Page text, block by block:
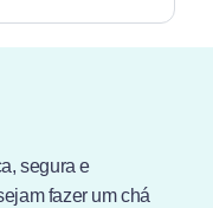
segura e
fazer um chá